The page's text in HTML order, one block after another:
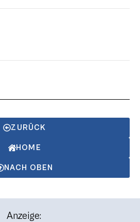
ZURÜCK
HOME
NACH OBEN
Anzeige: